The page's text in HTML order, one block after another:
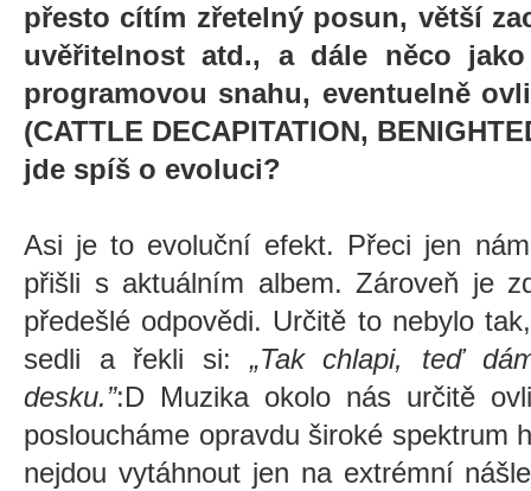
přesto cítím zřetelný posun, větší
uvěřitelnost atd., a dále něco
programovou snahu, eventuelně
(CATTLE DECAPITATION,
jde spíš o evoluci?
Asi je to evoluční efekt. Přeci jen
přišli s aktuálním albem. Zároveň je
předešlé odpovědi. Určitě to nebylo
sedli a řekli si: „Tak chlapi, teď
desku.”:D Muzika okolo nás určitě
posloucháme opravdu široké spektrum
nejdou vytáhnout jen na extrémní